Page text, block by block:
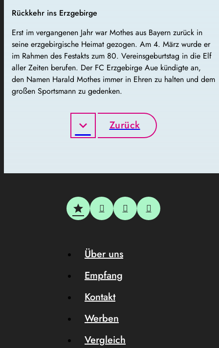
Rückkehr ins Erzgebirge
Erst im vergangenen Jahr war Mothes aus Bayern zurück in
seine erzgebirgische Heimat gezogen. Am 4. März wurde er
im Rahmen des Festakts zum 80. Vereinsgeburtstag in die Elf
aller Zeiten berufen. Der FC Erzgebirge Aue kündigte an,
den Namen Harald Mothes immer in Ehren zu halten und dem
großen Sportsmann zu gedenken.
Zurück
Über uns
Empfang
Kontakt
Werben
Vergleich